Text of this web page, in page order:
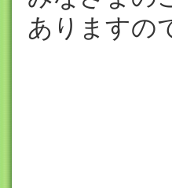
ありますの